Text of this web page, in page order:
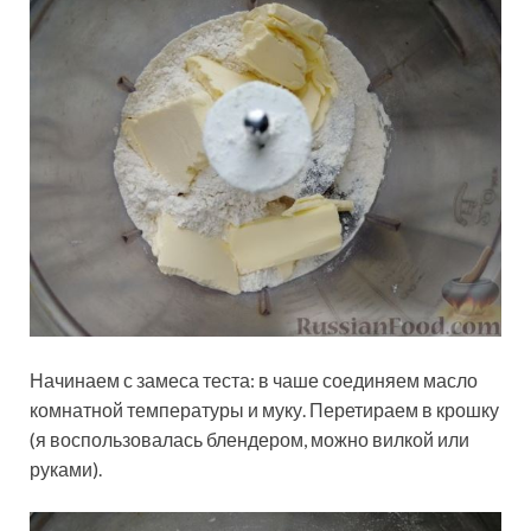
Начинаем с замеса теста: в чаше соединяем масло
комнатной температуры и муку. Перетираем в крошку
(я воспользовалась блендером, можно вилкой или
руками).